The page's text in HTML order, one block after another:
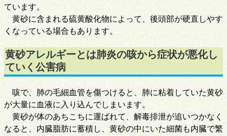
ています。
黄砂に含まれる硫黄酸化物によって、後頭部が硬直しやす
くなっている場合もあります。
黄砂アレルギーとは肺炎の咳から症状が悪化し
ていく公害病
咳で、肺の毛細血管を傷つけると、肺に粘着していた黄砂
が大量に血液に入り込んでしまいます。
黄砂が体のあちこちに運ばれて、解毒排泄が追いつかなく
なると、内臓脂肪に蓄積し、黄砂の中にいた細菌も内臓で繁